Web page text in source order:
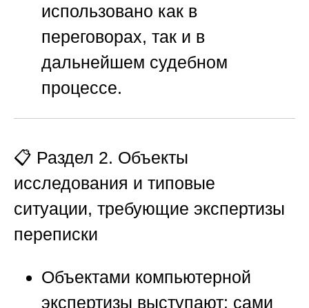
использовано как в
переговорах, так и в
дальнейшем судебном
процессе.
📋 Раздел 2. Объекты
исследования и типовые
ситуации, требующие экспертизы
переписки
Объектами компьютерной
экспертизы выступают: сами